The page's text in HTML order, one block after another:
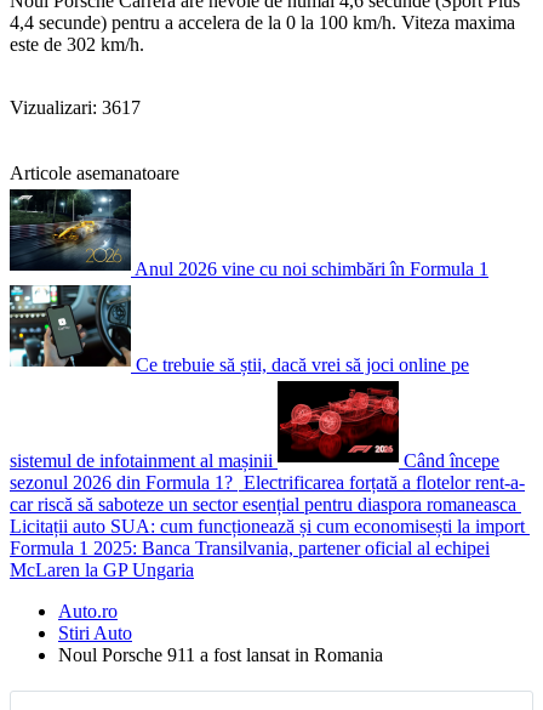
4,4 secunde) pentru a accelera de la 0 la 100 km/h. Viteza maxima
este de 302 km/h.
Vizualizari: 3617
Articole asemanatoare
Anul 2026 vine cu noi schimbări în Formula 1
Ce trebuie să știi, dacă vrei să joci online pe
sistemul de infotainment al mașinii
Când începe
sezonul 2026 din Formula 1? Electrificarea forțată a flotelor rent-a-
car riscă să saboteze un sector esențial pentru diaspora romaneasca
Licitații auto SUA: cum funcționează și cum economisești la import
Formula 1 2025: Banca Transilvania, partener oficial al echipei
McLaren la GP Ungaria
Auto.ro
Stiri Auto
Noul Porsche 911 a fost lansat in Romania